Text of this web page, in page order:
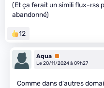
(Et ça ferait un simili flux-rss
abandonné)
12
Aqua Premium
Le 20/11/2024 à 09h27
Comme dans d'autres